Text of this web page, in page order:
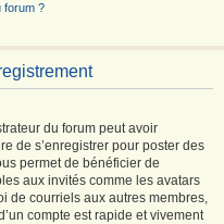
forum ?
du forum peut avoir
de s’enregistrer pour poster des
permet de bénéficier de
aux invités comme les avatars
de courriels aux autres membres,
compte est rapide et vivement